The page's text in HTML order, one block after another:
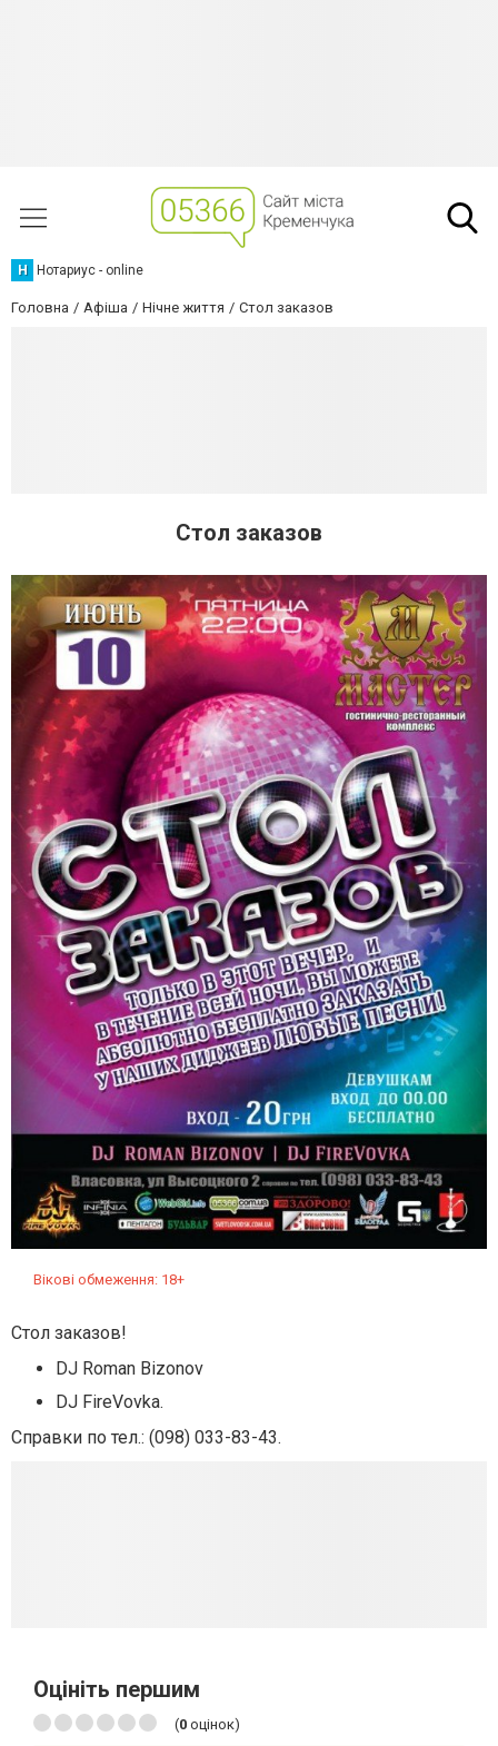
Н Нотариус - online
Головна Афіша Нічне життя Стол заказов
Стол заказов
Вікові обмеження: 18+
Стол заказов!
DJ Roman Bizonov
DJ FireVovka.
Справки по тел.: (098) 033-83-43.
Оцініть першим
(0 оцінок)